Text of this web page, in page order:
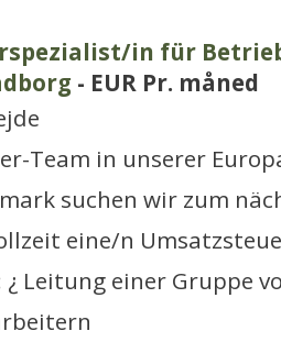
in für
- EUR Pr. måned
Team in unserer
suchen wir zum
eine/n
Leitung einer Gruppe